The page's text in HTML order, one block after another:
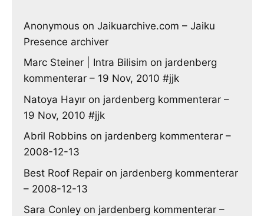
Anonymous on Jaikuarchive.com – Jaiku
Presence archiver
Marc Steiner | Intra Bilisim on jardenberg
kommenterar – 19 Nov, 2010 #jjk
Natoya Hayır on jardenberg kommenterar –
19 Nov, 2010 #jjk
Abril Robbins on jardenberg kommenterar –
2008-12-13
Best Roof Repair on jardenberg kommenterar
– 2008-12-13
Sara Conley on jardenberg kommenterar –